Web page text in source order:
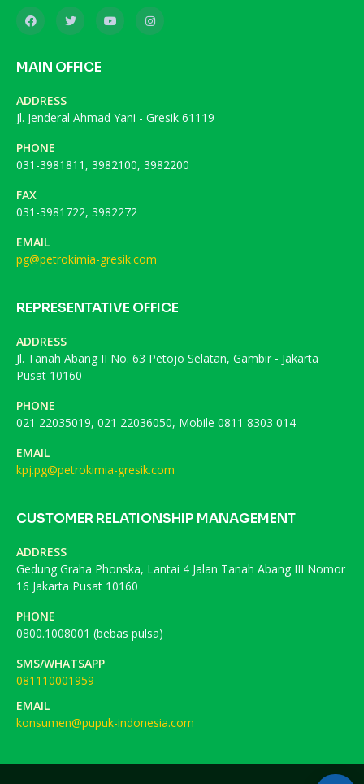
MAIN OFFICE
ADDRESS
Jl. Jenderal Ahmad Yani - Gresik 61119
PHONE
031-3981811, 3982100, 3982200
FAX
031-3981722, 3982272
EMAIL
pg@petrokimia-gresik.com
REPRESENTATIVE OFFICE
ADDRESS
Jl. Tanah Abang II No. 63 Petojo Selatan, Gambir - Jakarta
Pusat 10160
PHONE
021 22035019, 021 22036050, Mobile 0811 8303 014
EMAIL
kpj.pg@petrokimia-gresik.com
CUSTOMER RELATIONSHIP MANAGEMENT
ADDRESS
Gedung Graha Phonska, Lantai 4 Jalan Tanah Abang III Nomor
16 Jakarta Pusat 10160
PHONE
0800.1008001 (bebas pulsa)
SMS/WHATSAPP
081110001959
EMAIL
konsumen@pupuk-indonesia.com